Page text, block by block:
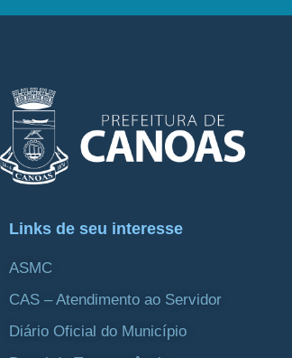
Links de seu interesse
ASMC
CAS – Atendimento ao Servidor
Diário Oficial do Município